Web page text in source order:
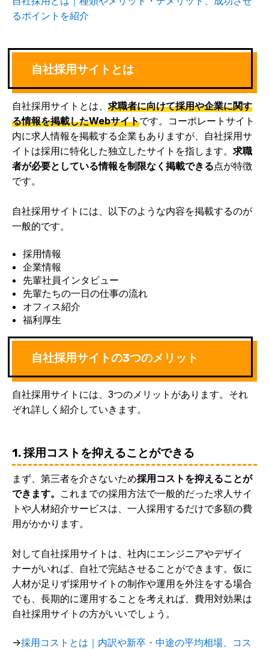
るポイントを紹介
自社採用サイトとは
自社採用サイトとは、 求職者に向けて採用や企業に関す
る情報を掲載したWebサイトです。コーポレートサイト
内に求人情報を掲載する企業もありますが、自社採用サ
イトは採用に特化した独立したサイトを指します。 求職
者が必要としている情報を制限なく掲載できる点が特徴
です。
自社採用サイトには、以下のような内容を掲載するのが
一般的です。
採用情報
企業情報
先輩社員インタビュー
先輩たちの一日の仕事の流れ
オフィス紹介
福利厚生
自社採用サイトの3つのメリット
自社採用サイトには、3つのメリットがあります。それ
ぞれ詳しく紹介していきます。
1. 採用コストを抑えることができる
まず、第三者を介さないため採用コストを抑えることが
できます。 これまでの採用方法で一般的だった求人サイ
トや人材紹介サービスは、一人採用するだけで多額の費
用がかかります。
対して自社採用サイトは、社内にエンジニアやデザイ
ナーがいれば、自社で完結させることができます。仮に
人材が足りず採用サイトの制作や運用を外注をする場合
でも、長期的に運用することを考えれば、費用対効果は
自社採用サイトの方がいいでしょう。
→採用コストとは｜内訳や新卒・中途の平均相場、コス